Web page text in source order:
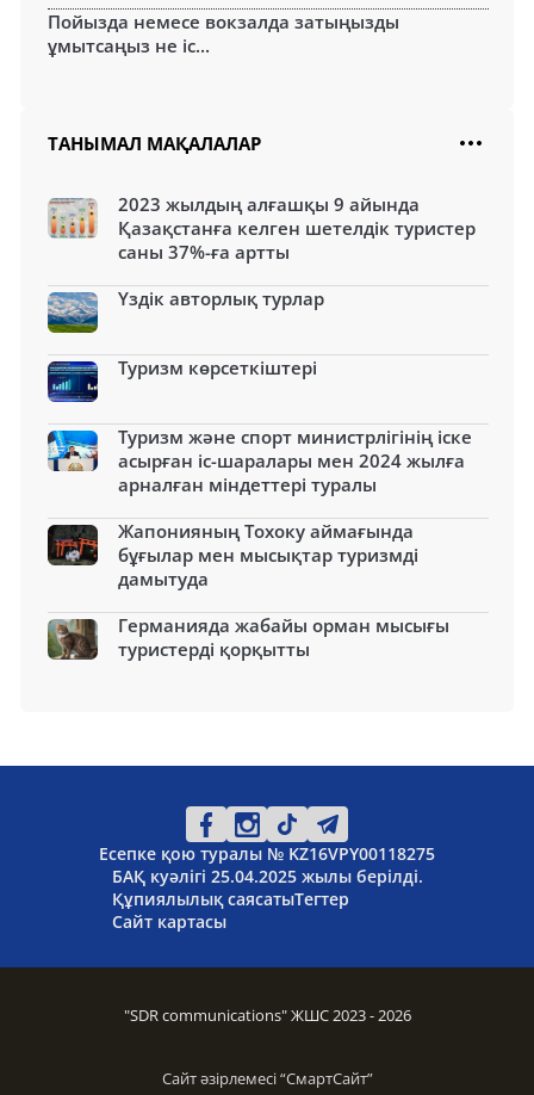
Пойызда немесе вокзалда затыңызды
ұмытсаңыз не іс...
ТАНЫМАЛ МАҚАЛАЛАР
2023 жылдың алғашқы 9 айында
Қазақстанға келген шетелдік туристер
саны 37%-ға артты
Үздік авторлық турлар
Туризм көрсеткіштері
Туризм және спорт министрлігінің іске
асырған іс-шаралары мен 2024 жылға
арналған міндеттері туралы
Жапонияның Тохоку аймағында
бұғылар мен мысықтар туризмді
дамытуда
Германияда жабайы орман мысығы
туристерді қорқытты
Есепке қою туралы № KZ16VPY00118275
БАҚ куәлігі 25.04.2025 жылы берілді.
Құпиялылық саясатыТегтер
Сайт картасы
"SDR communications" ЖШС 2023 - 2026
Сайт әзірлемесі “СмартСайт”